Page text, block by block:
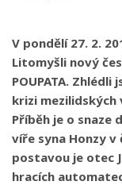
V pondělí 27. 2.
Litomyšli nový
POUPATA.
krizi
Příběh je o snaze
víře syna Honzy
postavou je otec
hracích